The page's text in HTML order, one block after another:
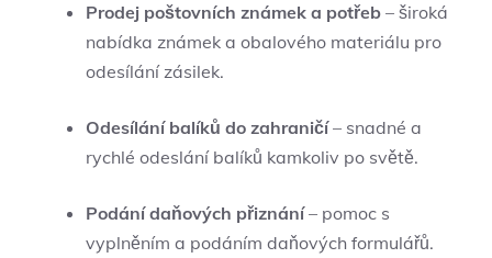
Prodej poštovních známek a potřeb – široká
nabídka známek a obalového materiálu pro
odesílání zásilek.
Odesílání balíků do zahraničí– snadné a
rychlé odeslání balíků kamkoliv po světě.
Podání daňových přiznání– pomoc s
vyplněním a podáním daňových formulářů.